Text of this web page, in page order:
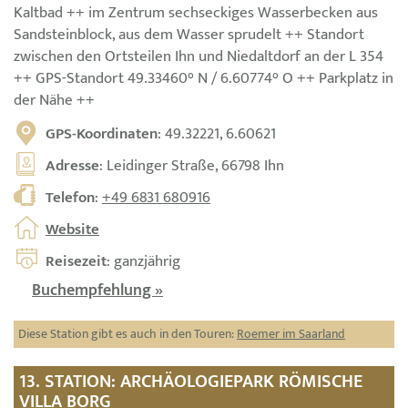
Kaltbad ++ im Zentrum sechseckiges Wasserbecken aus
Sandsteinblock, aus dem Wasser sprudelt ++ Standort
zwischen den Ortsteilen Ihn und Niedaltdorf an der L 354
++ GPS-Standort 49.33460° N / 6.60774° O ++ Parkplatz in
der Nähe ++
GPS-Koordinaten: 49.32221, 6.60621
Adresse: Leidinger Straße, 66798 Ihn
Telefon:+49 6831 680916
Website
Reisezeit: ganzjährig
Buchempfehlung »
Diese Station gibt es auch in den Touren:Roemer im Saarland
13. STATION: ARCHÄOLOGIEPARK RÖMISCHE
VILLA BORG